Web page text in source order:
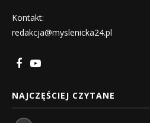
Kontakt:
redakcja@myslenicka24.pl
NAJCZĘŚCIEJ CZYTANE